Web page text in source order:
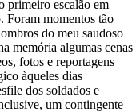
primeiro escalãoem
Foram momentos tão
do meu saudoso
memóriaalgumas cenas
fotos e reportagens
àqueles dias
dos soldados e
um contingente